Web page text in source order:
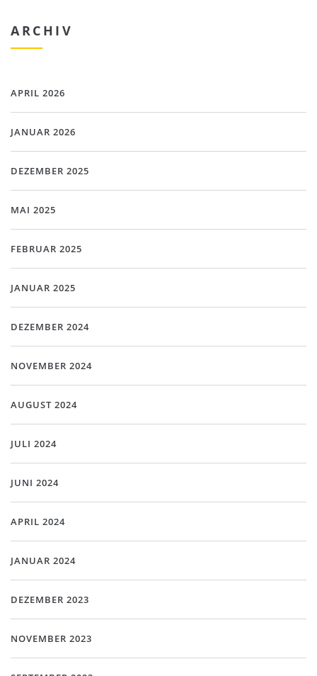
ARCHIV
APRIL 2026
JANUAR 2026
DEZEMBER 2025
MAI 2025
FEBRUAR 2025
JANUAR 2025
DEZEMBER 2024
NOVEMBER 2024
AUGUST 2024
JULI 2024
JUNI 2024
APRIL 2024
JANUAR 2024
DEZEMBER 2023
NOVEMBER 2023